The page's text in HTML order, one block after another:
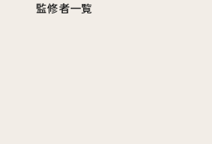
監修者一覧